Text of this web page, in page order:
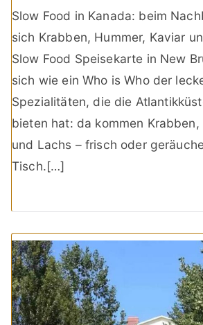
Slow Food in Kanada: beim
sich Krabben, Hummer, Kaviar
Slow Food Speisekarte in New
sich wie ein Who is Who der
Spezialitäten, die die
bieten hat: da kommen Krabben,
und Lachs – frisch oder
Tisch.[…]